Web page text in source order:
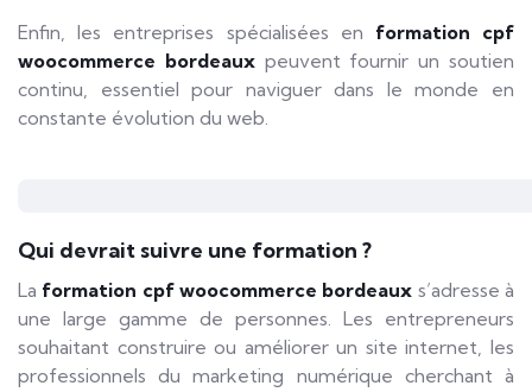
Enfin, les entreprises spécialisées en formation cpf
woocommerce bordeauxpeuvent fournir un soutien
continu, essentiel pour naviguer dans le monde en
constante évolution du web.
Qui devrait suivre une formation ?
La formation cpf woocommerce bordeaux s’adresse à
une large gamme de personnes. Les entrepreneurs
souhaitant construire ou améliorer un site internet, les
professionnels du marketing numérique cherchant à